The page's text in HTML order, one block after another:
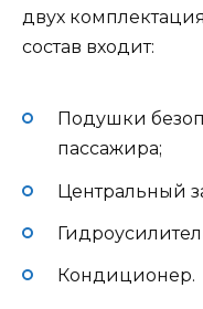
двух
состав входит:
Подушки
пассажира;
Центральный
Кондиционер.